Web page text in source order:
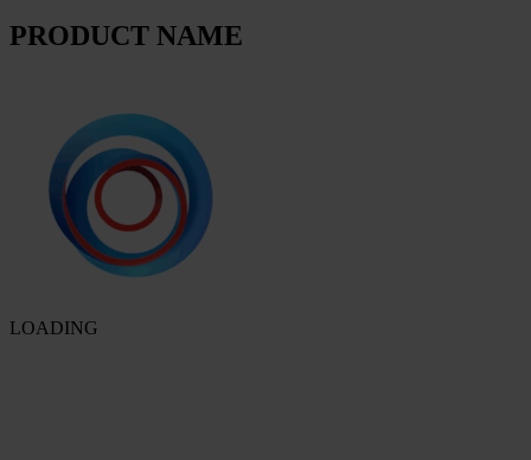
PRODUCT NAME
LOADING